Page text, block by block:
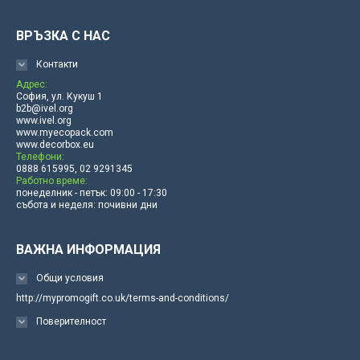
ВРЪЗКА С НАС
Контакти
Адрес:
София, ул. Кукуш 1
b2b@ivel.org
www.ivel.org
www.myecopack.com
www.decorbox.eu
Телефони:
0888 615995, 02 9291345
Работно време:
понеделник - петък: 09:00 - 17:30
събота и неделя: почивни дни
ВАЖНА ИНФОРМАЦИЯ
Общи условия
http://mypromogift.co.uk/terms-and-conditions/
Поверителност